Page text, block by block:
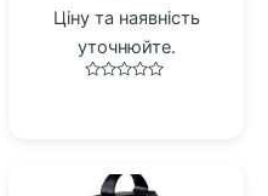
Ціну та наявність
уточнюйте.